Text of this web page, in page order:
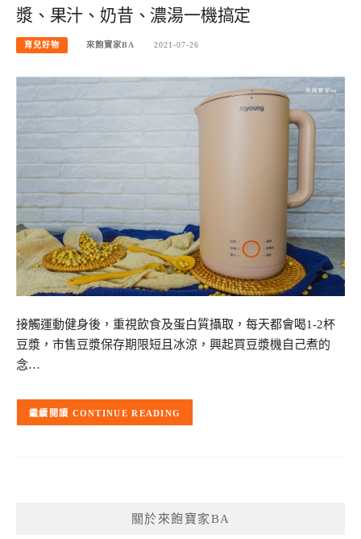
漿、果汁、奶昔、濃湯一機搞定
育兒好物 來飽寶家BA 2021-07-26
接觸運動健身後，重視飲食及蛋白質攝取，每天都會喝1-2杯
豆漿，市售豆漿保存期限短且冰涼，興起買豆漿機自己煮的
念…
CONTINUE READING
關於來飽寶家BA